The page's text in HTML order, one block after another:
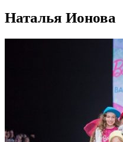
Наталья Ионова